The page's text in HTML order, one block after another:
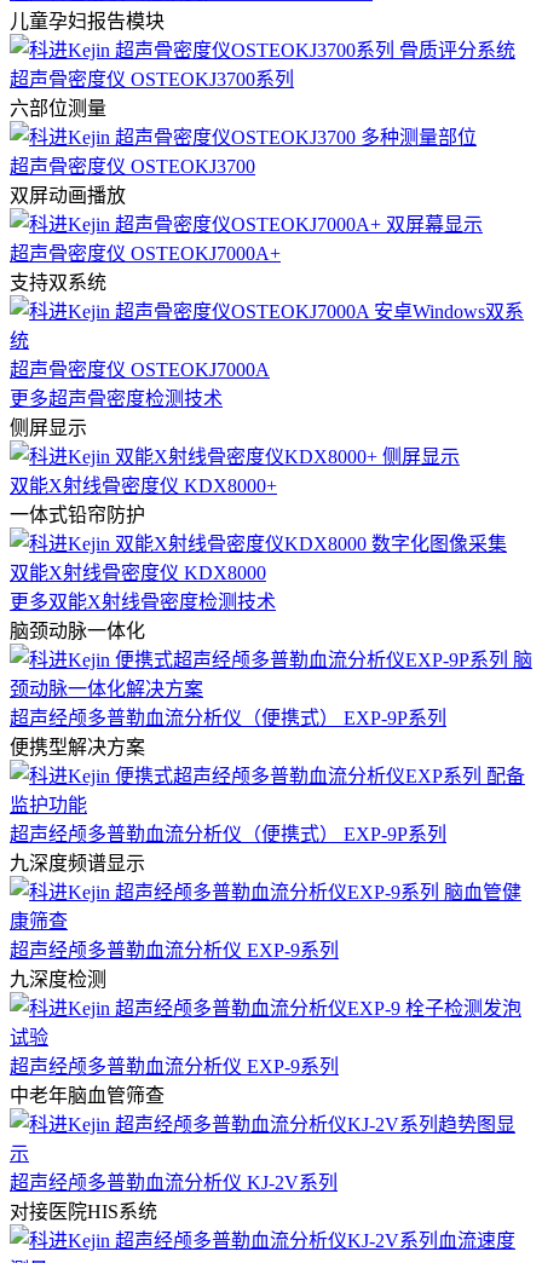
儿童孕妇报告模块
超声骨密度仪 OSTEOKJ3700系列
六部位测量
超声骨密度仪 OSTEOKJ3700
双屏动画播放
超声骨密度仪 OSTEOKJ7000A+
支持双系统
超声骨密度仪 OSTEOKJ7000A
更多超声骨密度检测技术
侧屏显示
双能X射线骨密度仪 KDX8000+
一体式铅帘防护
双能X射线骨密度仪 KDX8000
更多双能X射线骨密度检测技术
脑颈动脉一体化
超声经颅多普勒血流分析仪（便携式） EXP-9P系列
便携型解决方案
超声经颅多普勒血流分析仪（便携式） EXP-9P系列
九深度频谱显示
超声经颅多普勒血流分析仪 EXP-9系列
九深度检测
超声经颅多普勒血流分析仪 EXP-9系列
中老年脑血管筛查
超声经颅多普勒血流分析仪 KJ-2V系列
对接医院HIS系统